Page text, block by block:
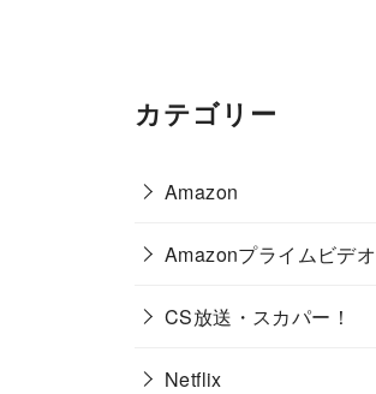
カテゴリー
Amazon
Amazonプライムビデオ
CS放送・スカパー！
Netflix